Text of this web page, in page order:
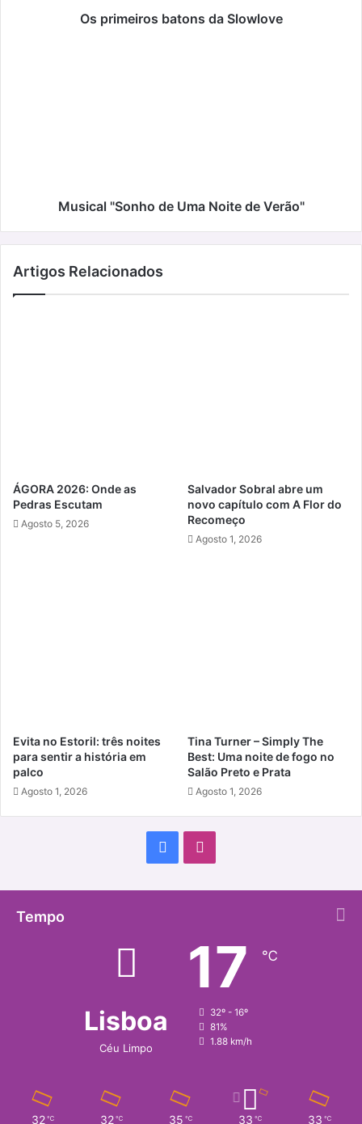
Os primeiros batons da Slowlove
Musical "Sonho de Uma Noite de Verão"
Artigos Relacionados
ÁGORA 2026: Onde as
Pedras Escutam
Agosto 5, 2026
Salvador Sobral abre um
novo capítulo com A Flor do
Recomeço
Agosto 1, 2026
Evita no Estoril: três noites
para sentir a história em
palco
Agosto 1, 2026
Tina Turner – Simply The
Best: Uma noite de fogo no
Salão Preto e Prata
Agosto 1, 2026
Facebook
Tempo
Lisboa
Céu Limpo
17 ℃
32º - 16º
81%
1.88 km/h
32 ℃ 32 ℃ 35 ℃ 33 ℃ 33 ℃